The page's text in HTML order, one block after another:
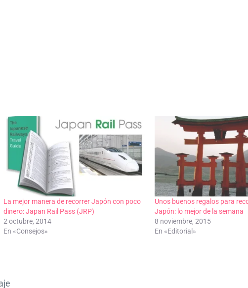
La mejor manera de recorrer Japón con poco
dinero: Japan Rail Pass (JRP)
2 octubre, 2014
En «Consejos»
Unos buenos regalos para
Japón: lo mejor de la semana
8 noviembre, 2015
En «Editorial»